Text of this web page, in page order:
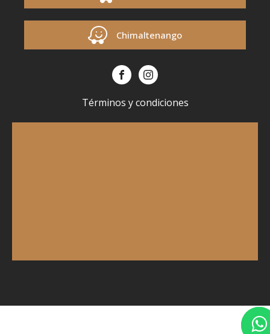
Chimaltenango
Términos y condiciones